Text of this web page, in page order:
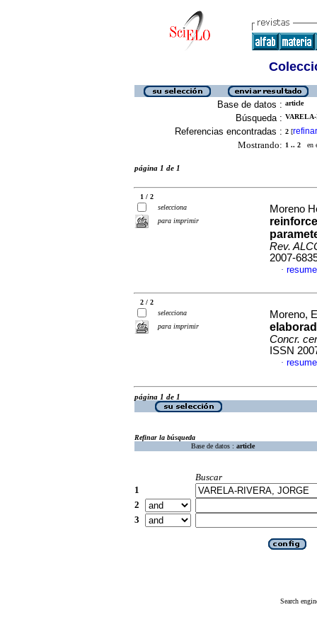
Base de datos : article
Búsqueda :
Referencias encontradas : 2 [refinar
Mostrando: 1 .. 2 en
página 1 de 1
1 / 2
selecciona
para imprimir
Moreno
Rev.
2007-
·
2 / 2
selecciona
para imprimir
Moreno,
Concr.
ISSN
·
página 1 de 1
Refinar la búsqueda
Base de datos : article
Buscar
1
2
3
Search